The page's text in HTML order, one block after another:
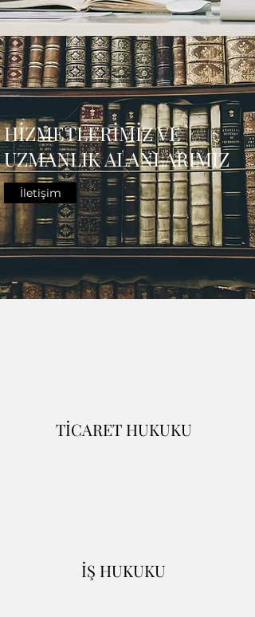
HİZMETLERİMİZ VE
UZMANLIK ALANLARIMIZ
İletişim
TİCARET HUKUKU
İŞ HUKUKU